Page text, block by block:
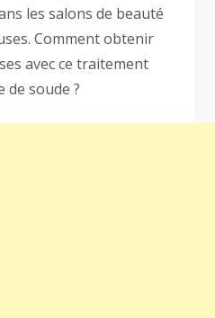
les salons de beauté
Comment obtenir
avec ce traitement
soude ?